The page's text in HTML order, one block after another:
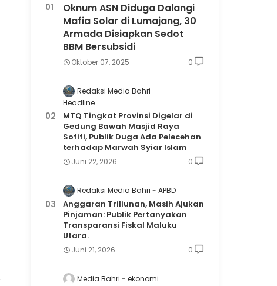
Oknum ASN Diduga Dalangi
Mafia Solar di Lumajang, 30
Armada Disiapkan Sedot
BBM Bersubsidi
Oktober 07, 2025 0
Redaksi Media Bahri
Headline
MTQ Tingkat Provinsi Digelar di
Gedung Bawah Masjid Raya
Sofifi, Publik Duga Ada Pelecehan
terhadap Marwah Syiar Islam
Juni 22, 2026 0
Redaksi Media Bahri APBD
Anggaran Triliunan, Masih Ajukan
Pinjaman: Publik Pertanyakan
Transparansi Fiskal Maluku
Utara.
Juni 21, 2026 0
Media Bahri ekonomi